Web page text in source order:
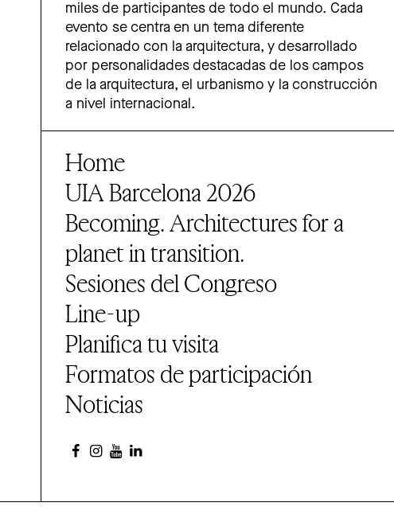
miles de participantes de todo el mundo. Cada
evento se centra en un tema diferente
relacionado con la arquitectura, y desarrollado
por personalidades destacadas de los campos
de la arquitectura, el urbanismo y la construcción
a nivel internacional.
Home
UIA Barcelona 2026
Becoming. Architectures for a
planet in transition.
Sesiones del Congreso
Line-up
Planifica tu visita
Formatos de participación
Noticias